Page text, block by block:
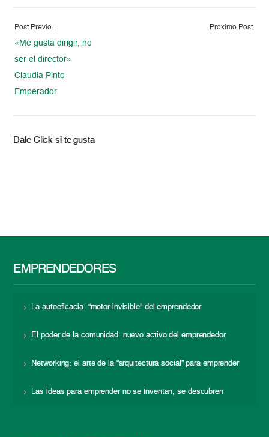
Post Previo:
«Me gusta dirigir, no
ser el director»
Claudia Pinto
Emperador
Proximo Post:
Dale Click si te gusta
EMPRENDEDORES
La autoeficacia: “motor invisible” del emprendedor
El poder de la comunidad: nuevo activo del emprendedor
Networking: el arte de la “arquitectura social” para emprender
Las ideas para emprender no se inventan, se descubren